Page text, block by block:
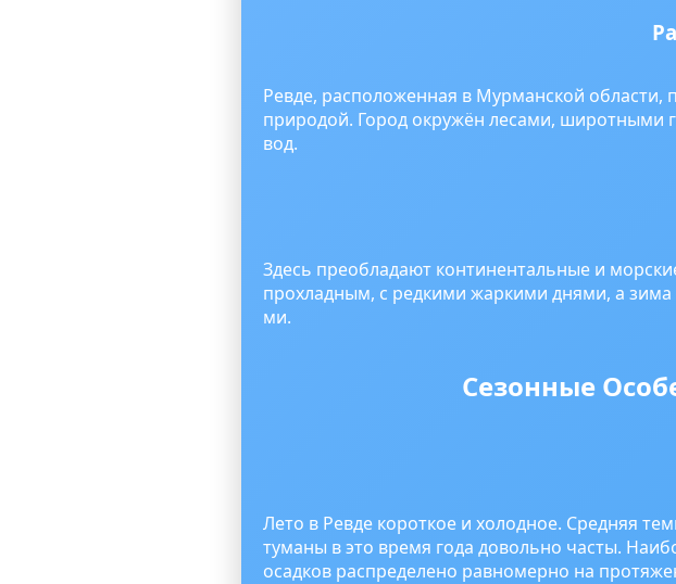
Ревде, расположенная в Мурманской
природой. Город окружён лесами,
вод.
Здесь преобладают континентальные и
прохладным, с редкими жаркими днями, а
ми.
Сезонные
Лето в Ревде короткое и холодное. Средняя
туманы в это время года довольно часты.
осадков распределено равномерно на